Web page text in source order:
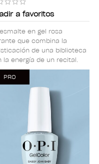
a favoritos
en gel rosa
que combina la
de una biblioteca
la energía de un recital.
PRO